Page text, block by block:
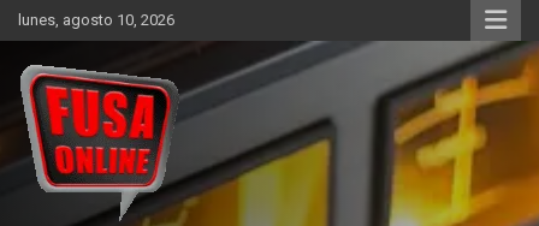
Skip
to
content
lunes, agosto 10, 2026